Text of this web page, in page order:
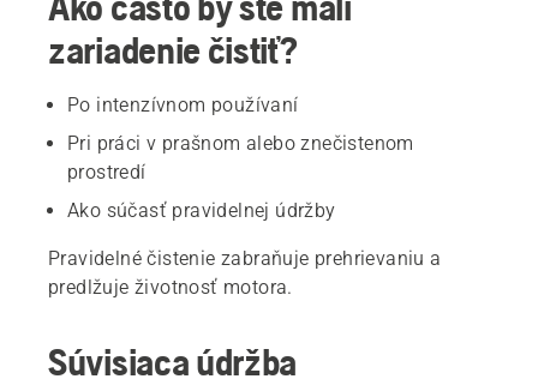
zariadenie čistiť?
Po intenzívnom používaní
Pri práci v prašnom alebo znečistenom
prostredí
Ako súčasť pravidelnej údržby
Pravidelné čistenie zabraňuje prehrievaniu a
predlžuje životnosť motora.
Súvisiaca údržba